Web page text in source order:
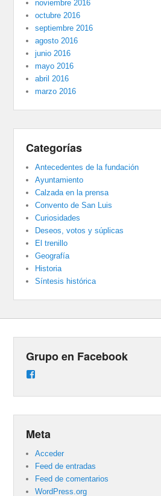
noviembre 2016
octubre 2016
septiembre 2016
agosto 2016
junio 2016
mayo 2016
abril 2016
marzo 2016
Categorías
Antecedentes de la fundación
Ayuntamiento
Calzada en la prensa
Convento de San Luis
Curiosidades
Deseos, votos y súplicas
El trenillo
Geografía
Historia
Síntesis histórica
Grupo en Facebook
Meta
Acceder
Feed de entradas
Feed de comentarios
WordPress.org